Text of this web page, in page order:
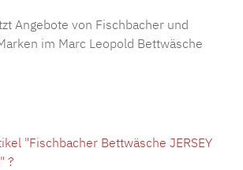
Angebote von Fischbacher und
im Marc Leopold Bettwäsche
"Fischbacher Bettwäsche JERSEY
?